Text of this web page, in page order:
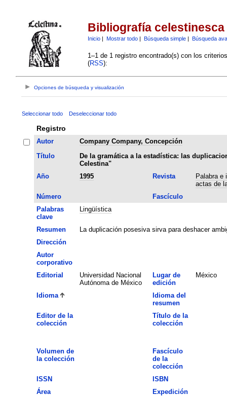
Bibliografía celestinesca
Inicio| Mostrar todo| Búsqueda simple| Búsqueda
1–1 de 1 registro encontrado(s) con los
(RSS):
Opciones de búsqueda y visualización
Seleccionar todo Deseleccionar todo
Registro
Autor
Company Company, Concepción
Título
De la gramática a la estadística: las
Celestina"
Año
1995 Revista
Palabra e
actas de
Número
Fascículo
Palabras
clave
Lingüística
Resumen
La duplicación posesiva sirva para deshacer
Dirección
Autor
corporativo
Editorial
Universidad Nacional
Autónoma de México
Lugar de
edición
México
Idioma
Idioma del
resumen
Editor de la
colección
Título de la
colección
Volumen de
la colección
Fascículo
de la
colección
ISSN
ISBN
Área
Expedición